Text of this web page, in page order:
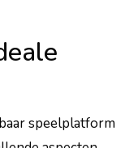
speelplatform